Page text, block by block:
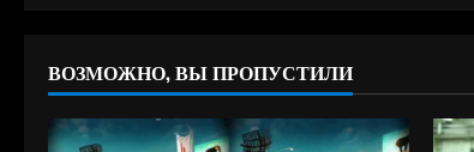
ВОЗМОЖНО, ВЫ ПРОПУСТИЛИ